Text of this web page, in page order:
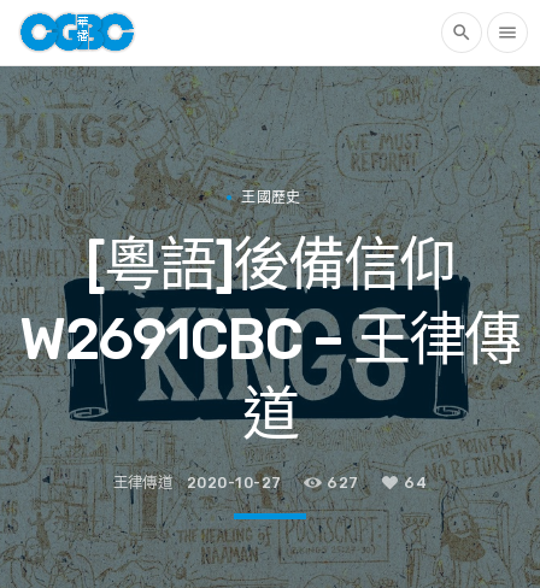
search menu
王國歷史
[粵語]後備信仰
W2691CBC – 王律傳
道
王律傳道 2020-10-27 627 64